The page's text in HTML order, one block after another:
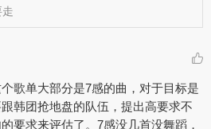
歌单大部分是7感的曲，对于目标是
韩团抢地盘的队伍，提出高要求不
要求来评估了。7感没几首没舞蹈，